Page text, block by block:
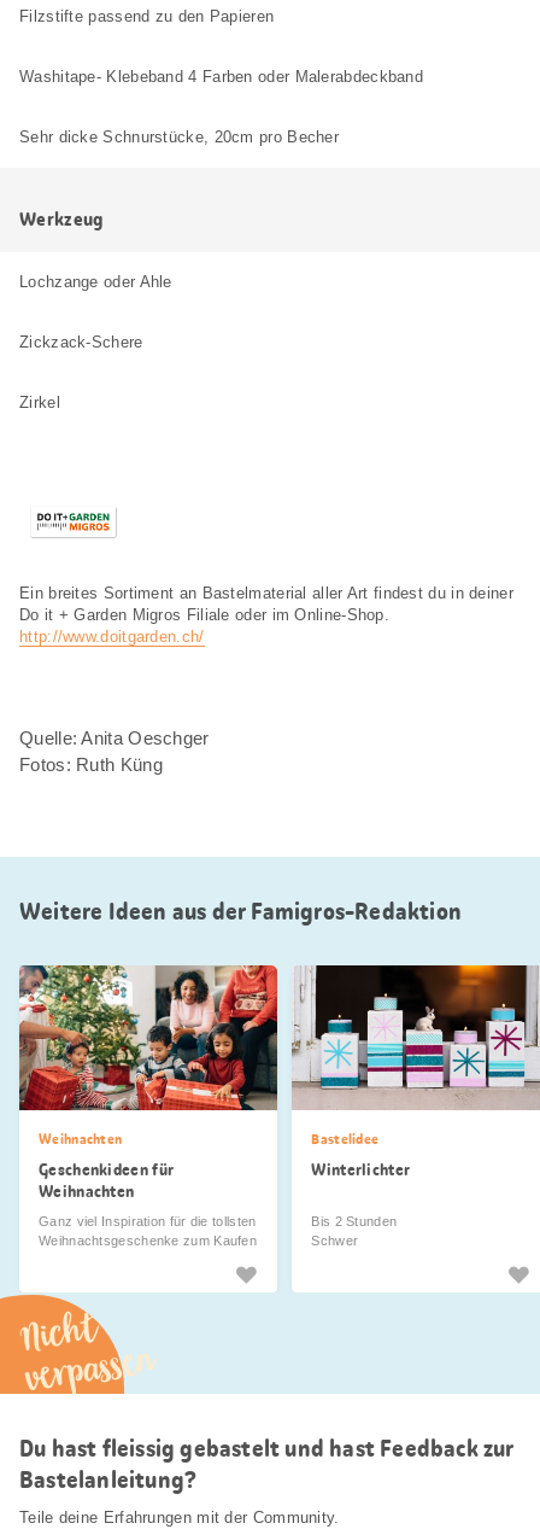
Filzstifte passend zu den Papieren
Washitape- Klebeband 4 Farben oder Malerabdeckband
Sehr dicke Schnurstücke, 20cm pro Becher
Werkzeug
Lochzange oder Ahle
Zickzack-Schere
Zirkel
Ein breites Sortiment an Bastelmaterial aller Art findest du in deiner
Do it + Garden Migros Filiale oder im Online-Shop.
http://www.doitgarden.ch/
Quelle: Anita Oeschger
Fotos: Ruth Küng
Weitere Ideen aus der Famigros-Redaktion
Weihnachten
Geschenkideen für
Weihnachten
Ganz viel Inspiration für die tollsten
Weihnachtsgeschenke zum Kaufen
Bastelidee
Winterlichter
Bis 2 Stunden
Schwer
Nicht
verpassen
Du hast fleissig gebastelt und hast Feedback zur
Bastelanleitung?
Teile deine Erfahrungen mit der Community.